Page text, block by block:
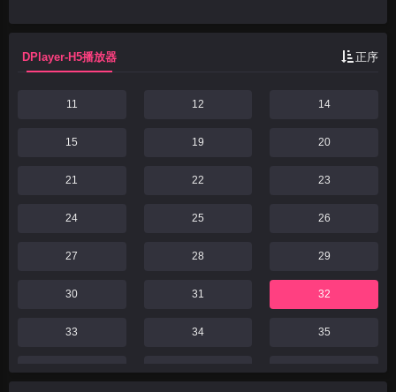
DPlayer-H5播放器 正序
11 12 14
15 19 20
21 22 23
24 25 26
27 28 29
30 31 32
33 34 35
36 37 38